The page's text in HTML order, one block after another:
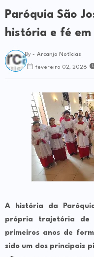
Paróquia São
história e fé
By - Arcanjo Notícias
fevereiro 02, 2026
A história da
própria trajetória de
primeiros anos de
sido um dos principais